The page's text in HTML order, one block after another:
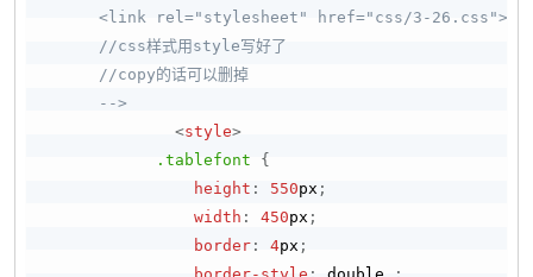
      <link rel="stylesheet" href="css/3-26.css">
      //css样式用style写好了
      //copy的话可以删掉
      -->
<style>
.tablefont
{
height : 550px ;
width : 450px ;
border : 4px ;